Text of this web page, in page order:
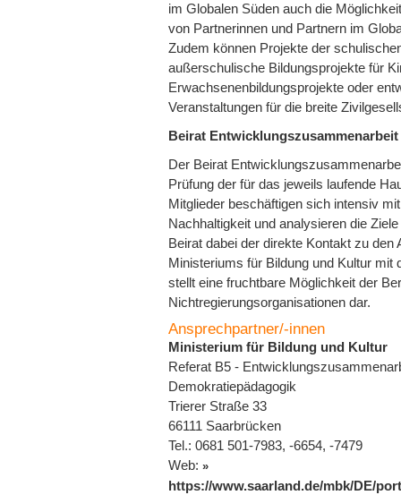
im Globalen Süden auch die
von Partnerinnen und Partnern im
Zudem können Projekte der
außerschulische Bildungsprojekte für
Erwachsenenbildungsprojekte oder
Veranstaltungen für die breite
Beirat Entwicklungszusammenarbeit
Der Beirat
Prüfung der für das jeweils laufende
Mitglieder beschäftigen sich intensiv
Nachhaltigkeit und analysieren die
Beirat dabei der direkte Kontakt zu
Ministeriums für Bildung und Kultur
stellt eine fruchtbare Möglichkeit der
Nichtregierungsorganisationen dar.
Ansprechpartner/-innen
Ministerium für Bildung und Kultur
Referat B5 -
Demokratiepädagogik
Trierer Straße 33
66111 Saarbrücken
Tel.: 0681 501-7983, -6654, -7479
Web:
https://www.saarland.de/mbk/DE/